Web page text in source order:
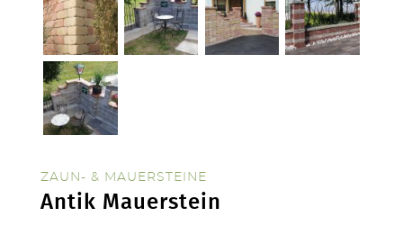
ZAUN- & MAUERSTEINE
Antik Mauerstein